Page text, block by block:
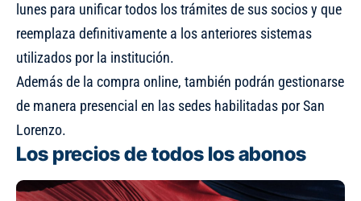
lunes para unificar todos los trámites de sus socios y que
reemplaza definitivamente a los anteriores sistemas
utilizados por la institución.
Además de la compra online, también podrán gestionarse
de manera presencial en las sedes habilitadas por San
Lorenzo.
Los precios de todos los abonos